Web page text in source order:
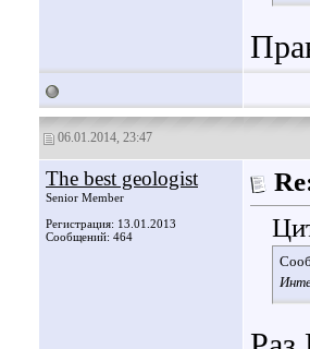
06.01.2014, 23:47
The best geologist
Senior Member
Регистрация: 13.01.2013
Сообщений: 464